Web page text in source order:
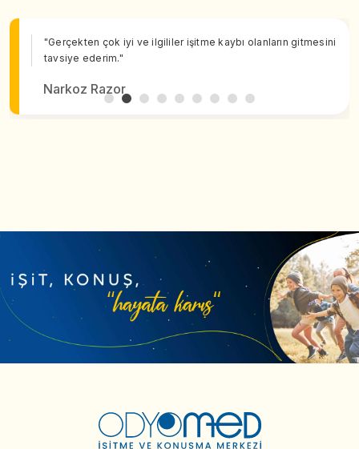
"Gerçekten çok iyi ve ilgililer işitme kaybı olanların gitmesini
tavsiye ederim."
Narkoz Razor